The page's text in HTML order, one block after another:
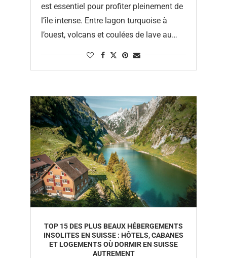
est essentiel pour profiter pleinement de
l’île intense. Entre lagon turquoise à
l’ouest, volcans et coulées de lave au
TOP 15 DES PLUS BEAUX HÉBERGEMENTS
INSOLITES EN SUISSE : HÔTELS, CABANES
ET LOGEMENTS OÙ DORMIR EN SUISSE
AUTREMENT